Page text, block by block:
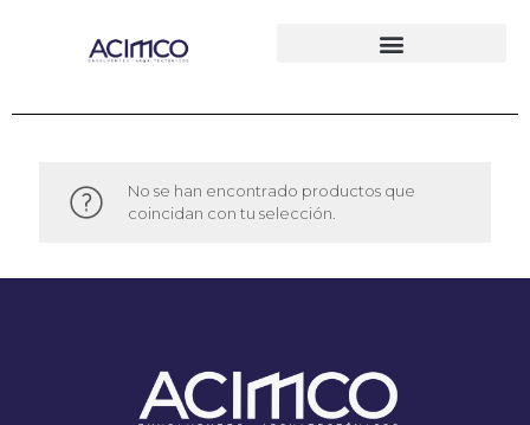
No se han encontrado productos que
coincidan con tu selección.